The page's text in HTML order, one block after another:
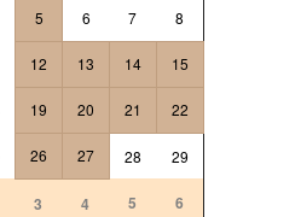
5 6 7 8
12 13 14 15
19 20 21 22
26 27 28 29
3 4 5 6